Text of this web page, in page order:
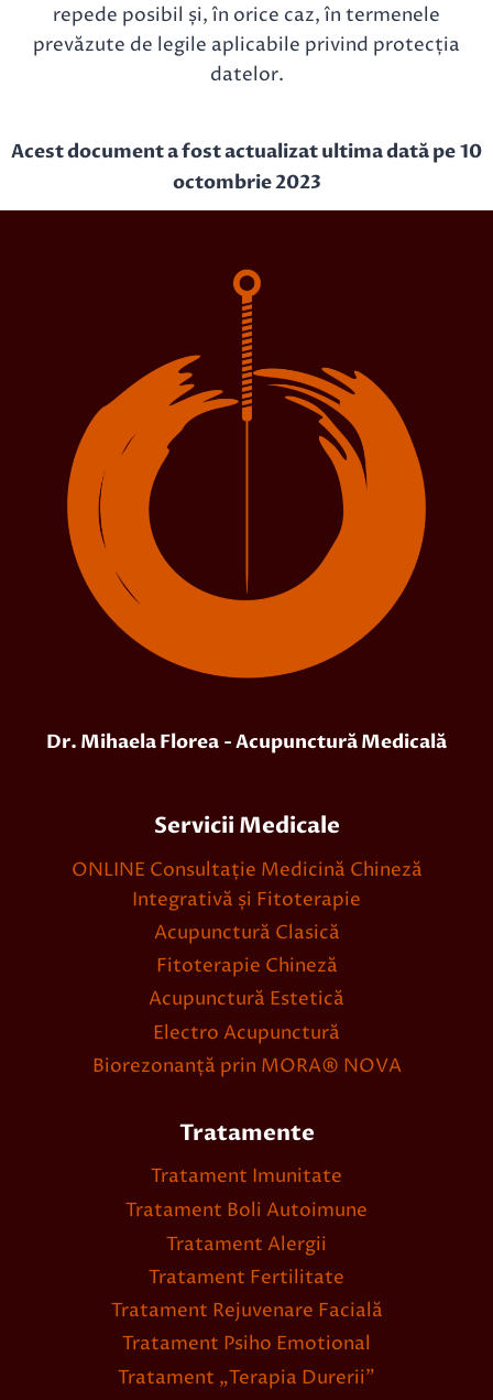
repede posibil și, în orice caz, în termenele
prevăzute de legile aplicabile privind protecția
datelor.
Acest document a fost actualizat ultima dată pe 10
octombrie 2023
Dr. Mihaela Florea - Acupunctură Medicală
Servicii Medicale
ONLINE Consultație Medicină Chineză
Integrativă și Fitoterapie
Acupunctură Clasică
Fitoterapie Chineză
Acupunctură Estetică
Electro Acupunctură
Biorezonanță prin MORA® NOVA
Tratamente
Tratament Imunitate
Tratament Boli Autoimune
Tratament Alergii
Tratament Fertilitate
Tratament Rejuvenare Facială
Tratament Psiho Emotional
Tratament „Terapia Durerii”